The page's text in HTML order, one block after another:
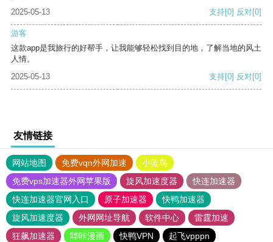
2025-05-13
支持[0] 反对[0]
游客
这款app是我旅行的好帮手，让我能够轻松找到目的地，了解当地的风土
人情。
2025-05-13
支持[0] 反对[0]
友情链接
网站地图 免费vqn外网加速
小蓝鸟
免费vps加速器外网苹果版
旋风加速度器
快连加速器
快连加速器官网入口
原子加速器
快鸭加速器
旋风加速度器
外网网址导航 软件中心
雷霆加速
狂飙加速器
哔咔漫画 快鸭VPN
起飞vpppn